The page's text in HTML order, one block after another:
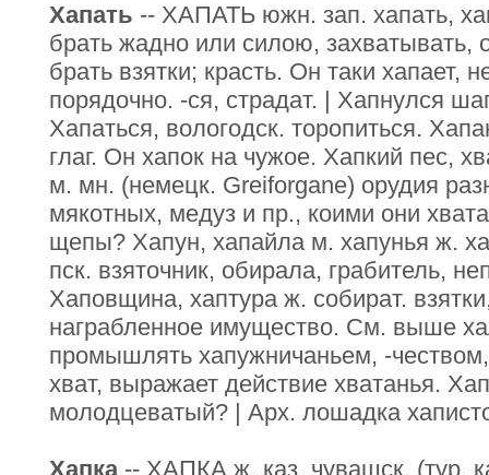
Хапать -- ХАПАТЬ южн. зап. хапать,
брать жадно или силою, захватывать,
брать взятки; красть. Он таки хапает,
порядочно. -ся, страдат. | Хапнулся
Хапаться, вологодск. торопиться.
глаг. Он хапок на чужое. Хапкий пес,
м. мн. (немецк. Greiforgane) орудия
мякотных, медуз и пр., коими они
щепы? Хапун, хапайла м. хапунья ж.
пск. взяточник, обирала, грабитель,
Хаповщина, хаптура ж. собират.
награбленное имущество. См. выше
промышлять хапужничаньем, -
хват, выражает действие хватанья.
молодцеватый? | Арх. лошадка
Хапка-- ХАПКА ж. каз. чувашск. (тур.